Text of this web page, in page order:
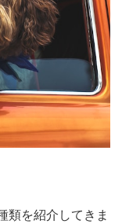
類を紹介してきま